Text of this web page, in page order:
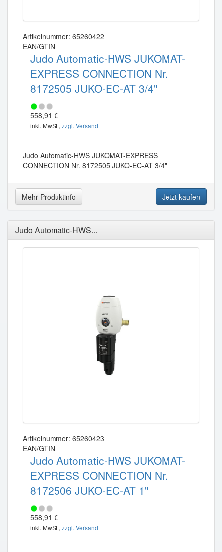
Artikelnummer: 65260422
EAN/GTIN:
Judo Automatic-HWS JUKOMAT-
EXPRESS CONNECTION Nr.
8172505 JUKO-EC-AT 3/4"
558,91 €
inkl. MwSt , zzgl. Versand
Judo Automatic-HWS JUKOMAT-EXPRESS
CONNECTION Nr. 8172505 JUKO-EC-AT 3/4"
Mehr Produktinfo Jetzt kaufen
Judo Automatic-HWS...
Artikelnummer: 65260423
EAN/GTIN:
Judo Automatic-HWS JUKOMAT-
EXPRESS CONNECTION Nr.
8172506 JUKO-EC-AT 1"
558,91 €
inkl. MwSt , zzgl. Versand